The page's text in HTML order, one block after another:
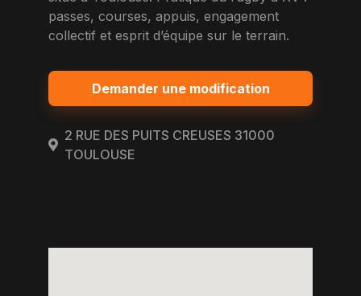
passes, courses, appuis, engagement
collectif et esprit d’équipe sur le terrain.
Demander une modification
2 RUE DES PUITS CREUSES 31000
TOULOUSE